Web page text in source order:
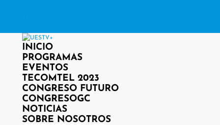
INICIO
PROGRAMAS
EVENTOS
TECOMTEL 2023
CONGRESO FUTURO
CONGRESOGC
NOTICIAS
SOBRE NOSOTROS